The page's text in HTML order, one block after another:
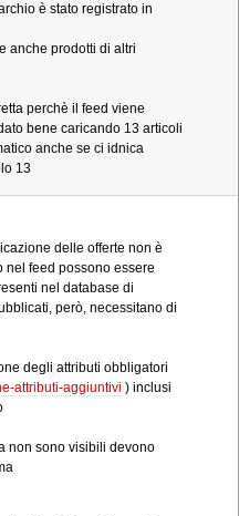
è stato registrato in
anche prodotti di altri
perchè il feed viene
bene caricando 13 articoli
anche se ci idnica
13
delle offerte non è
nel feed possono essere
nel database di
però, necessitano di
degli attributi obbligatori
attributi-aggiuntivi ) inclusi
non sono visibili devono